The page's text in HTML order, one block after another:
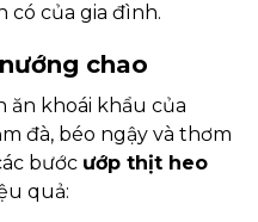
có của gia đình.
chao
ăn khoái khẩu của
đà, béo ngậy và thơm
bước ướp thịt heo
quả: